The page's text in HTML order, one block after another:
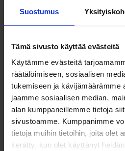
Suostumus
Tämä sivusto käyttää evästeitä
Käytämme evästeitä
räätälöimiseen, sosiaalisen
tukemiseen ja kävijämäärämme
jaamme sosiaalisen median,
alan kumppaneillemme tietoja
sivustoamme. Kumppanimme
tietoja muihin tietoihin, joita olet
kerätty, kun olet käyttänyt
Suomessa heikolla tolalla eikä
kannattanut rakentaa mittavia
onkin 22 kunnasta koostuva
”Hyvinvoinnin, terveyden ja
on paljon paremmat
maakunnan laajuinen toimija, joka
tutkimus- ja kehitystyötä sekä